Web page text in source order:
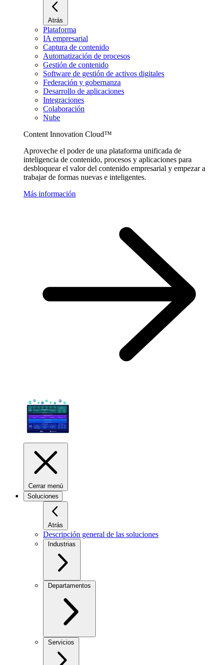
Atrás
Plataforma
IA empresarial
Captura de contenido
Automatización de procesos
Gestión de contenido
Software de gestión de activos digitales
Federación y gobernanza
Desarrollo de aplicaciones
Integraciones
Colaboración
Nube
Content Innovation Cloud™
Aproveche el poder de una plataforma unificada de
inteligencia de contenido, procesos y aplicaciones para
desbloquear el valor del contenido empresarial y empezar a
trabajar de formas nuevas e inteligentes.
Más información
Cerrar menú
Soluciones
Atrás
Descripción general de las soluciones
Industrias
Departamentos
Servicios